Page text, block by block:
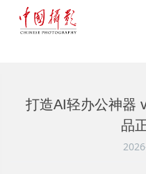
打造AI轻办公神器
品